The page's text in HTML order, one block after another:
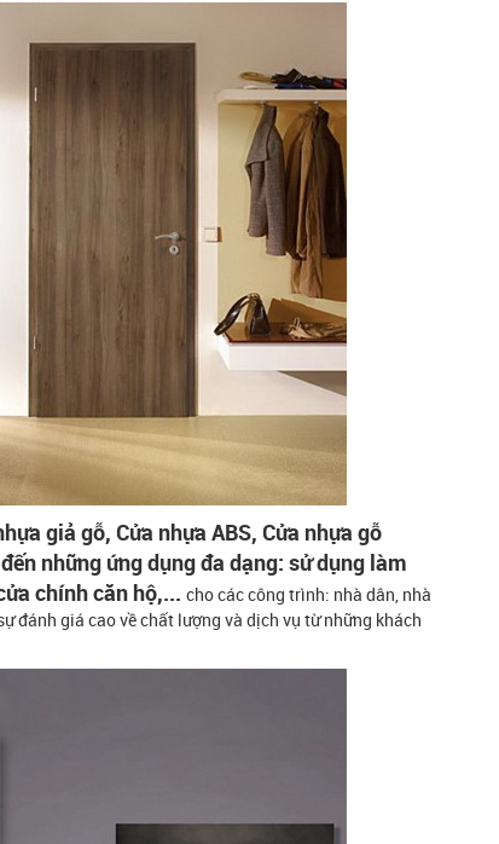
giả gỗ, Cửa nhựa ABS, Cửa nhựa gỗ
những ứng dụng đa dạng: sử dụng làm
chính căn hộ,... cho các công trình: nhà dân, nhà
đánh giá cao về chất lượng và dịch vụ từ những khách